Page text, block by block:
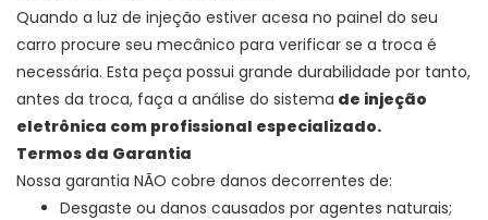
Quando a luz de injeção estiver acesa no painel do seu
carro procure seu mecânico para verificar se a troca é
necessária. Esta peça possui grande durabilidade por tanto,
antes da troca, faça a análise do sistema de injeção
eletrônica com profissional especializado.
Termos da Garantia
Nossa garantia NÃO cobre danos decorrentes de:
Desgaste ou danos causados por agentes naturais;